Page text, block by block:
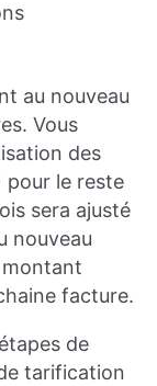
au nouveau
Vous
des
pour le reste
sera ajusté
nouveau
facture.
de
tarification